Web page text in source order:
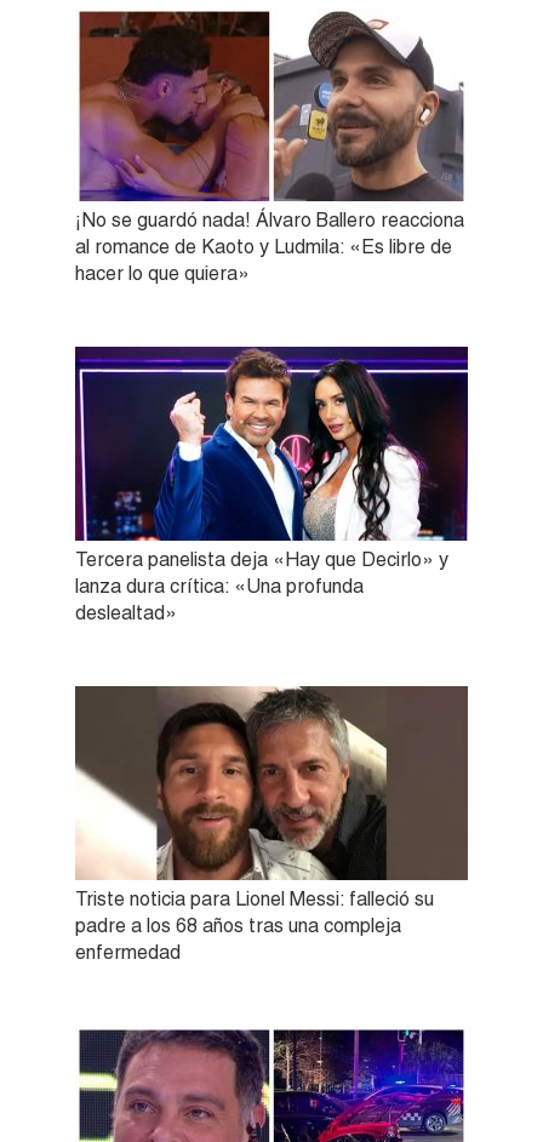
¡No se guardó nada! Álvaro Ballero reacciona
al romance de Kaoto y Ludmila: «Es libre de
hacer lo que quiera»
Tercera panelista deja «Hay que Decirlo» y
lanza dura crítica: «Una profunda
deslealtad»
Triste noticia para Lionel Messi: falleció su
padre a los 68 años tras una compleja
enfermedad